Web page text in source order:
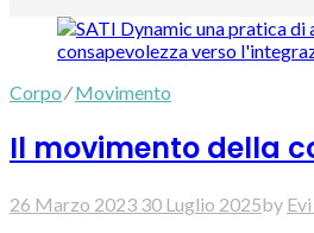
Corpo⁄Movimento
Il movimento della
26 Marzo 2023 30 Luglio 2025by